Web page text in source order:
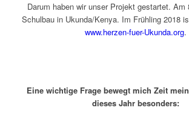
Darum haben wir unser Projekt gestartet. Am
Schulbau in Ukunda/Kenya. Im Frühling 2018
www.herzen-fuer-Ukunda.org.
Eine wichtige Frage bewegt mich Zeit
dieses Jahr besonders: